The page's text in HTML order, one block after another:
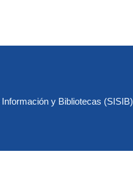
y Bibliotecas (SISIB)